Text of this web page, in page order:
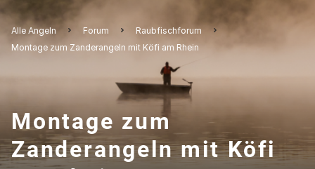
Alle Angeln Forum
Raubfischforum
Montage zum Zanderangeln mit Köfi am Rhein
Montage zum
Zanderangeln mit Köfi